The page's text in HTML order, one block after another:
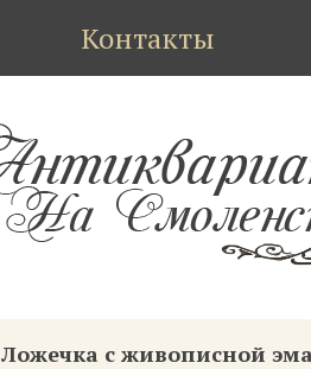
Контакты
Ложечка с живописной